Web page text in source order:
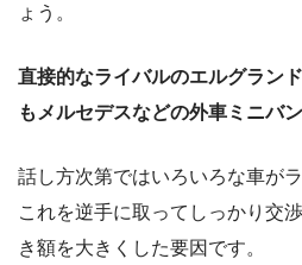
ょう。
直接的なライバルのエルグラン
もメルセデスなどの外車ミニバ
話し方次第ではいろいろな車が
これを逆手に取ってしっかり交
き額を大きくした要因です。